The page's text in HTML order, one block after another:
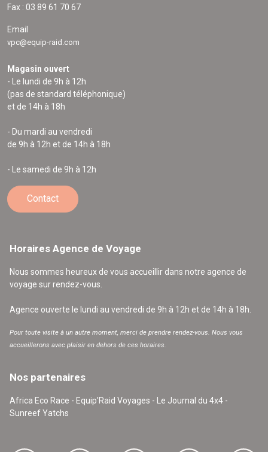
Fax : 03 89 61 70 67
Email
vpc@equip-raid.com
Magasin ouvert
- Le lundi de 9h à 12h
(pas de standard téléphonique)
et de 14h à 18h
- Du mardi au vendredi
de 9h à 12h et de 14h à 18h
- Le samedi de 9h à 12h
Contact
Horaires Agence de Voyage
Nous sommes heureux de vous accueillir dans notre agence de
voyage sur rendez-vous.
Agence ouverte le lundi au vendredi de 9h à 12h et de 14h à 18h.
Pour toute visite à un autre moment, merci de prendre rendez-vous. Nous vous
accueillerons avec plaisir en dehors de ces horaires.
Nos partenaires
Africa Eco Race - Equip'Raid Voyages - Le Journal du 4x4 -
Sunreef Yatchs